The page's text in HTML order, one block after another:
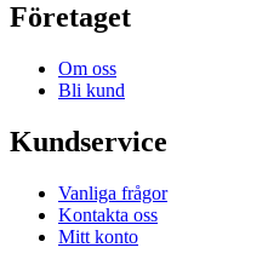
Företaget
Om oss
Bli kund
Kundservice
Vanliga frågor
Kontakta oss
Mitt konto